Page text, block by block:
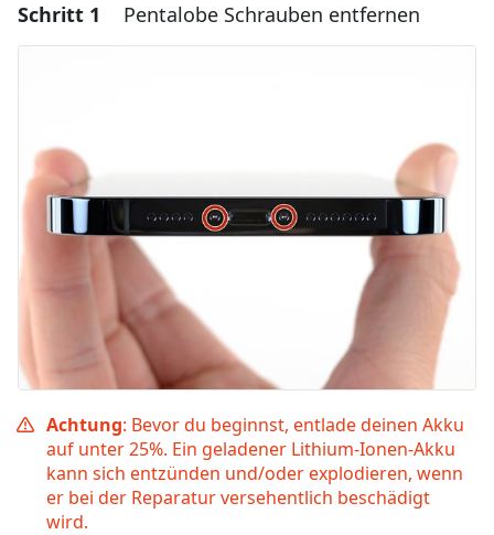
Schritt 1 Pentalobe Schrauben entfernen
Achtung: Bevor du beginnst, entlade deinen Akku
auf unter 25%. Ein geladener Lithium-Ionen-Akku
kann sich entzünden und/oder explodieren, wenn
er bei der Reparatur versehentlich beschädigt
wird.